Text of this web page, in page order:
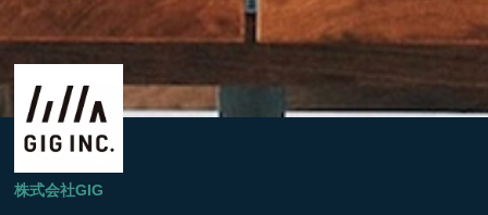
株式会社GIG